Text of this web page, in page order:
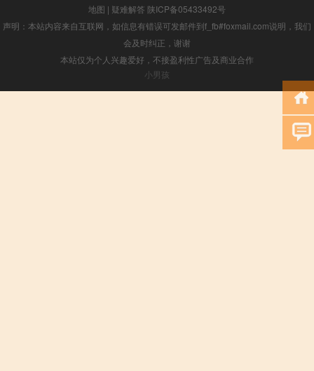
地图 | 疑难解答 陕ICP备05433492号
声明：本站内容来自互联网，如信息有错误可发邮件到f_fb#foxmail.com说明，我们
会及时纠正，谢谢
本站仅为个人兴趣爱好，不接盈利性广告及商业合作
小男孩